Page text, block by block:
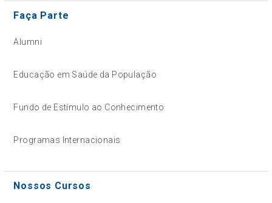
Faça Parte
Alumni
Educação em Saúde da População
Fundo de Estímulo ao Conhecimento
Programas Internacionais
Nossos Cursos